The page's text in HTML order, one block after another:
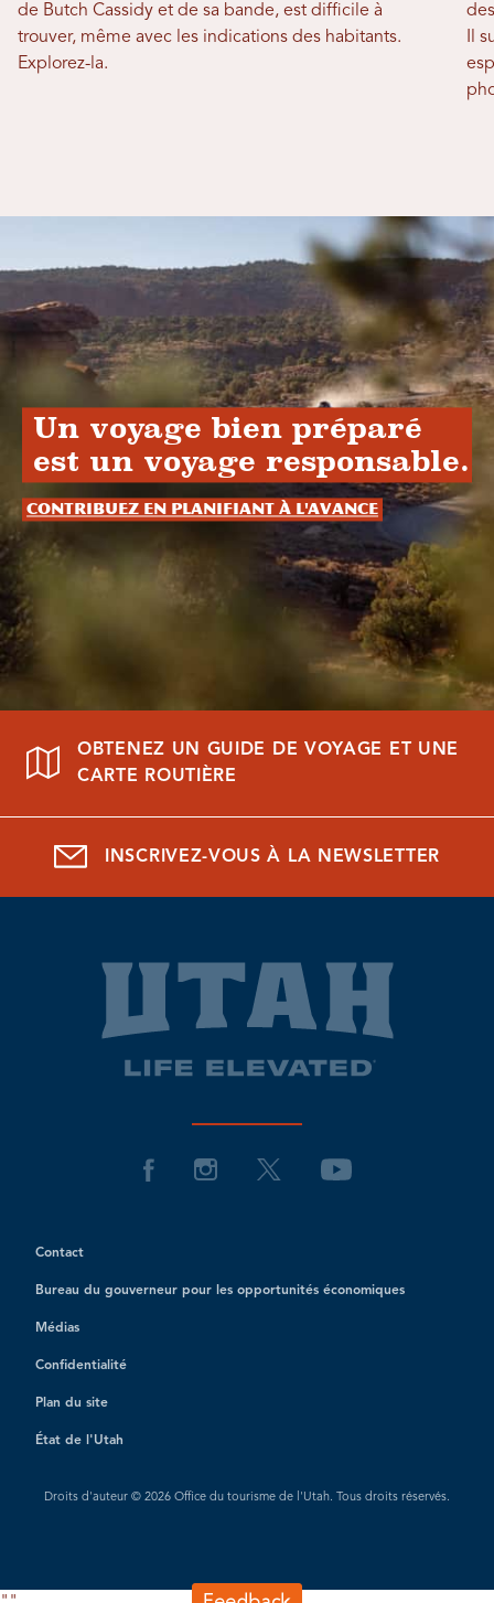
de Butch Cassidy et de sa bande, est difficile à
trouver, même avec les indications des habitants.
Explorez-la.
Il
Un voyage bien préparé
est un voyage responsable.
Contribuez en planifiant à l'avance
OBTENEZ UN GUIDE DE VOYAGE ET UNE
CARTE ROUTIÈRE
INSCRIVEZ-VOUS À LA NEWSLETTER
Contact
Bureau du gouverneur pour les opportunités économiques
Médias
Confidentialité
Plan du site
État de l'Utah
Droits d'auteur © 2026 Office du tourisme de l'Utah. Tous droits réservés.